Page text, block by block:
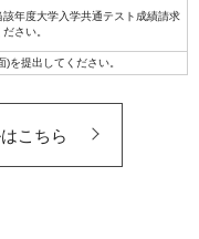
年度大学入学共通テスト成績請求
さい。
を提出してください。
こちら